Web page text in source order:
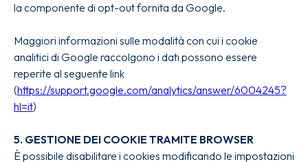
la componente di opt-out fornita da Google.
Maggiori informazioni sulle modalità con cui i cookie
analitici di Google raccolgono i dati possono essere
reperite al seguente link
(https://support.google.com/analytics/answer/6004245?
hl=it)
5. GESTIONE DEI COOKIE TRAMITE BROWSER
È possibile disabilitare i cookies modificando le impostazioni